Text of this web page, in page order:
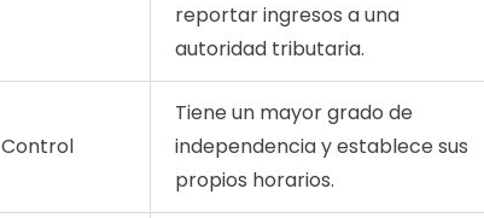
reportar ingresos a una
autoridad tributaria.
Control
Tiene un mayor grado de
independencia y establece sus
propios horarios.